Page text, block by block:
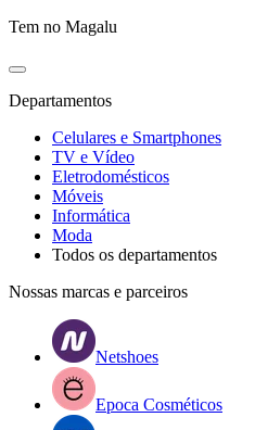
Tem no Magalu
Departamentos
Celulares e Smartphones
TV e Vídeo
Eletrodomésticos
Móveis
Informática
Moda
Todos os departamentos
Nossas marcas e parceiros
Netshoes
Epoca Cosméticos